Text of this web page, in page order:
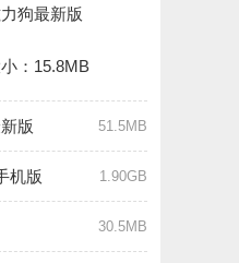
狗最新版
：15.8MB
版 51.5MB
机版 1.90GB
30.5MB